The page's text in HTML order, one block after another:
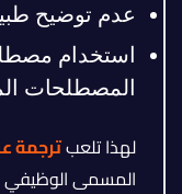
عدم توضيح
استخدام
المصطلحات
لهذا تلعبترجمة
المسمى الوظيفي